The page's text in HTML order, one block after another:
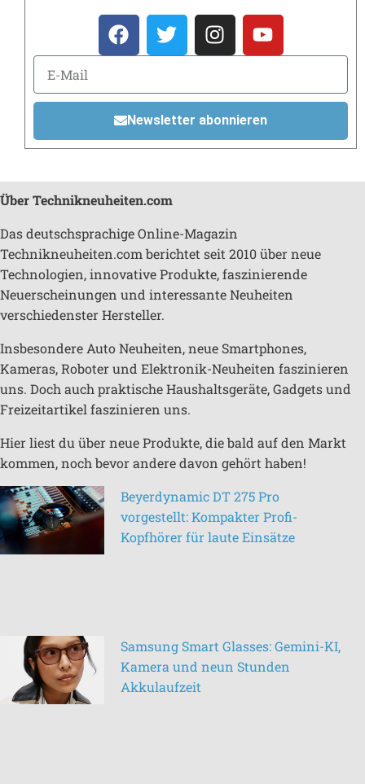
Newsletter abonnieren
Über Technikneuheiten.com
Das deutschsprachige Online-Magazin
Technikneuheiten.com berichtet seit 2010 über neue
Technologien, innovative Produkte, faszinierende
Neuerscheinungen und interessante Neuheiten
verschiedenster Hersteller.
Insbesondere Auto Neuheiten, neue Smartphones,
Kameras, Roboter und Elektronik-Neuheiten faszinieren
uns. Doch auch praktische Haushaltsgeräte, Gadgets und
Freizeitartikel faszinieren uns.
Hier liest du über neue Produkte, die bald auf den Markt
kommen, noch bevor andere davon gehört haben!
Beyerdynamic DT 275 Pro
vorgestellt: Kompakter Profi-
Kopfhörer für laute Einsätze
Samsung Smart Glasses: Gemini-KI,
Kamera und neun Stunden
Akkulaufzeit